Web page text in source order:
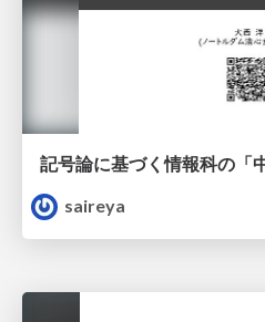
saireya